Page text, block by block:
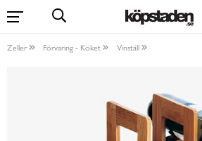
Zeller Förvaring - Köket Vinställ